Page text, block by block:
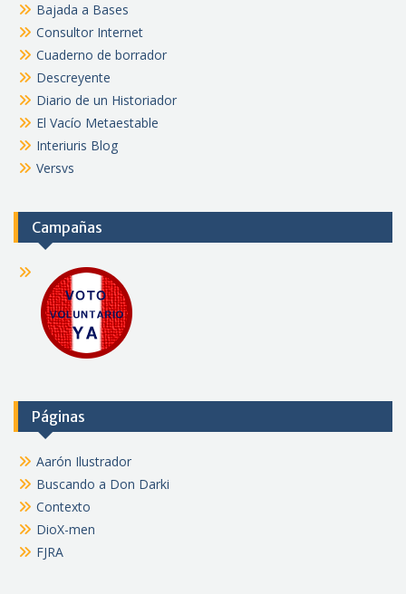
Bajada a Bases
Consultor Internet
Cuaderno de borrador
Descreyente
Diario de un Historiador
El Vacío Metaestable
Interiuris Blog
Versvs
Campañas
Páginas
Aarón Ilustrador
Buscando a Don Darki
Contexto
DioX-men
FJRA